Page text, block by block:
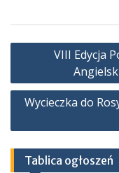
Nawigacja
VIII Edycja
Wycieczka do
Tablica ogłoszeń